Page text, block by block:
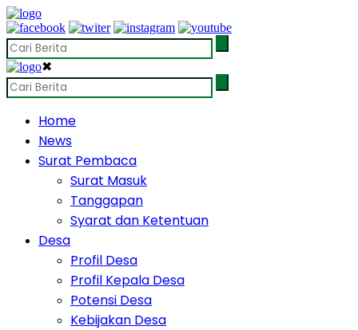
✖
Home
News
Surat Pembaca
Surat Masuk
Tanggapan
Syarat dan Ketentuan
Desa
Profil Desa
Profil Kepala Desa
Potensi Desa
Kebijakan Desa